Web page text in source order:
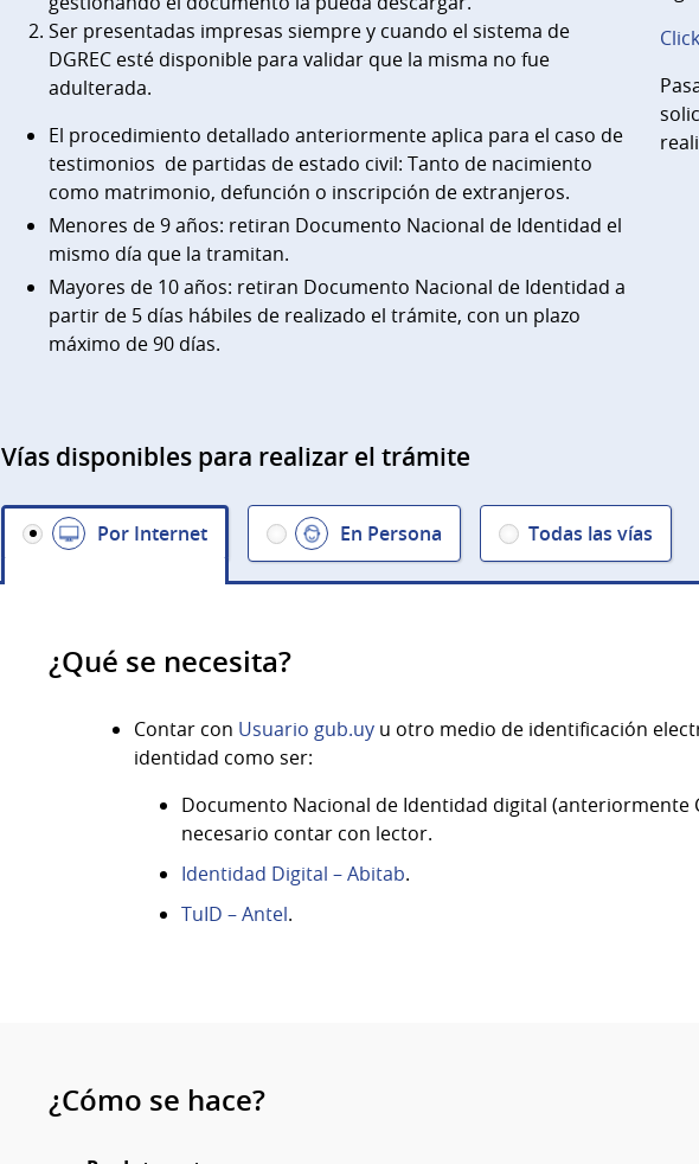
Ser presentadas impresas siempre y cuando el sistema de
DGREC esté disponible para validar que la misma no fue
adulterada.
El procedimiento detallado anteriormente aplica para el caso de
testimonios de partidas de estado civil: Tanto de nacimiento
como matrimonio, defunción o inscripción de extranjeros.
Menores de 9 años: retiran Documento Nacional de Identidad el
mismo día que la tramitan.
Mayores de 10 años: retiran Documento Nacional de Identidad a
partir de 5 días hábiles de realizado el trámite, con un plazo
máximo de 90 días.
Vías disponibles para realizar el trámite
Por Internet En Persona Todas las vías
¿Qué se necesita?
Contar con Usuario gub.uy u otro medio de identificación
identidad como ser:
Documento Nacional de Identidad digital (anteriormente
necesario contar con lector.
Identidad Digital – Abitab.
TuID – Antel.
¿Cómo se hace?